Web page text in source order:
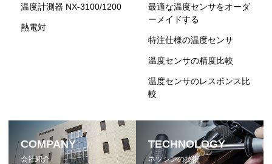
温度計測器 NX-3100/1200
熱電対
最適な温度センサをオーダ
ーメイドする
特注仕様の温度センサ
温度センサの精度比較
温度センサのレスポンス比
較
COMPANY
会社紹介
TECHNOLOGY
ネツシンの技術